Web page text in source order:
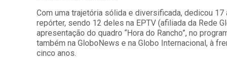
Com uma trajetória sólida e diversificada, dedicou 17
repórter, sendo 12 deles na EPTV (afiliada da Rede
apresentação do quadro “Hora do Rancho”, no
também na GloboNews e na Globo Internacional, à
cinco anos.